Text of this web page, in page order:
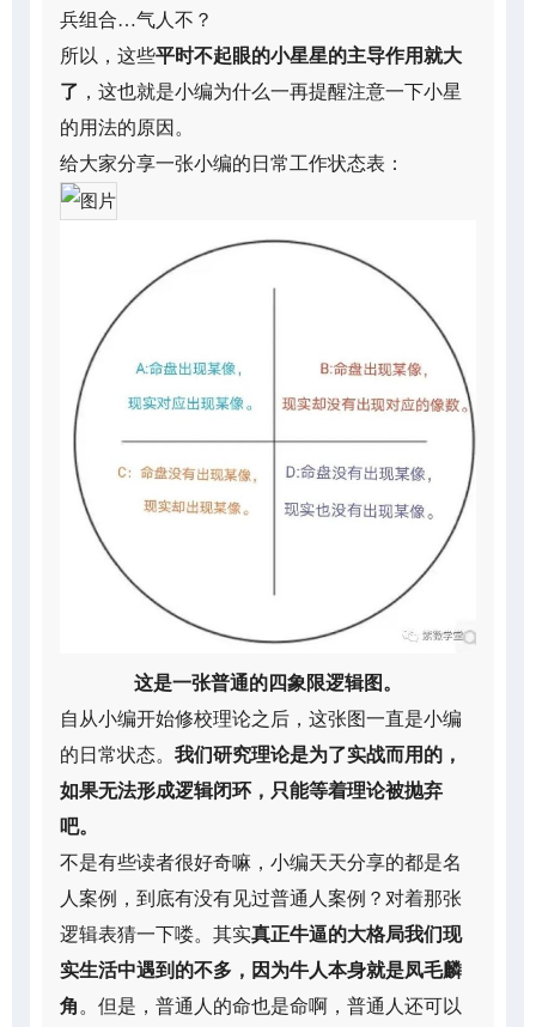
兵组合…气人不？
所以，这些平时不起眼的小星星的主导作用就大
了 ，这也就是小编为什么一再提醒注意一下小星
的用法的原因。
给大家分享一张小编的日常工作状态表：
这是一张普通的四象限逻辑图。
自从小编开始修校理论之后，这张图一直是小编
的日常状态。 我们研究理论是为了实战而用的，
如果无法形成逻辑闭环，只能等着理论被抛弃
吧。
不是有些读者很好奇嘛，小编天天分享的都是名
人案例，到底有没有见过普通人案例？对着那张
逻辑表猜一下喽。其实真正牛逼的大格局我们现
实生活中遇到的不多，因为牛人本身就是凤毛麟
角 。但是，普通人的命也是命啊，普通人还可以